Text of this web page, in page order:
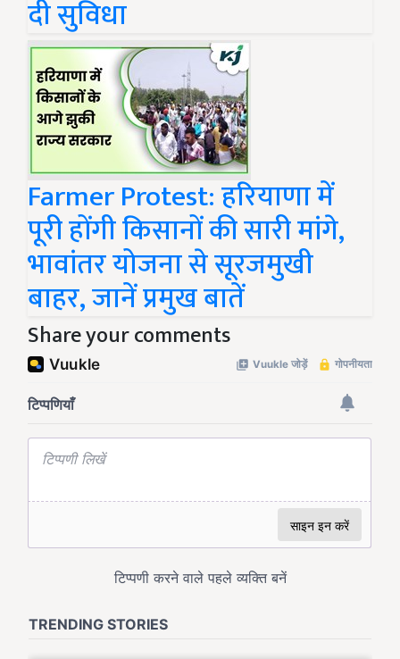
दी सुविधा
Farmer Protest: हरियाणा में
पूरी होंगी किसानों की सारी मांगे,
भावांतर योजना से सूरजमुखी
बाहर, जानें प्रमुख बातें
Share your comments